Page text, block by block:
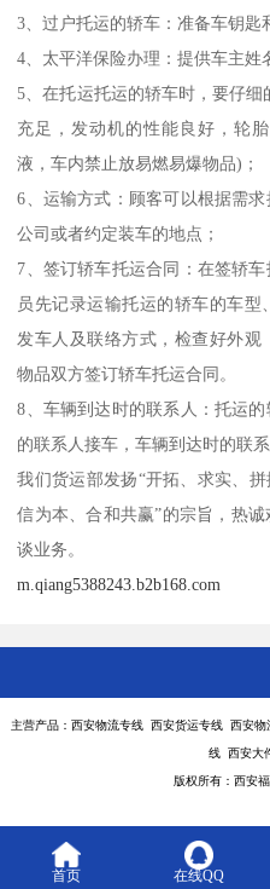
3、过户托运的轿车：准备车钥匙
4、太平洋保险办理：提供车主姓
5、在托运托运的轿车时，要仔
充足，发动机的性能良好，轮
液，车内禁止放易燃易爆物品)；
6、运输方式：顾客可以根据需
公司或者约定装车的地点；
7、签订轿车托运合同：在签轿
员先记录运输托运的轿车的车型
发车人及联络方式，检查好外
物品双方签订轿车托运合同。
8、车辆到达时的联系人：托运
的联系人接车，车辆到达时的联
我们货运部发扬“开拓、求实、
信为本、合和共赢”的宗旨，热
谈业务。
m.qiang5388243.b2b168.com
主营产品：西安物流专线 西安货运专线 西安
线 西安大
版权所有：西安
首页 在线QQ